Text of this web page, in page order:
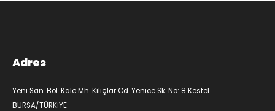
Adres
Yeni San. Böl. Kale Mh. Kılıçlar Cd. Yenice Sk. No: 8 Kestel
BURSA/TÜRKİYE